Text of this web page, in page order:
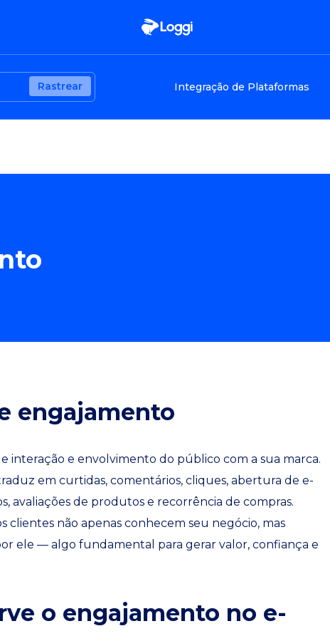
Rastrear Integração de Plataformas
engajamento
interação e envolvimento do público com a sua marca.
em curtidas, comentários, cliques, abertura de e-
avaliações de produtos e recorrência de compras.
clientes não apenas conhecem seu negócio, mas
ele — algo fundamental para gerar valor, confiança e
o engajamento no e-